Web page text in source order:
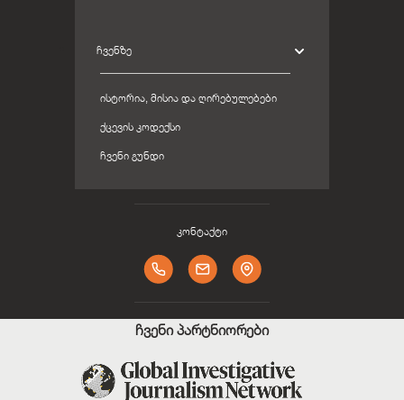
ᲩᲕᲔᲜᲖᲔ
ᲘᲡᲢᲝᲠᲘᲐ, ᲛᲘᲡᲘᲐ ᲓᲐ ᲦᲘᲠᲔᲑᲣᲚᲔᲑᲔᲑᲘ
ᲥᲪᲔᲕᲘᲡ ᲙᲝᲓᲔᲥᲡᲘ
ᲩᲕᲔᲜᲘ ᲒᲣᲜᲓᲘ
კონტაქტი
ჩვენი პარტნიორები